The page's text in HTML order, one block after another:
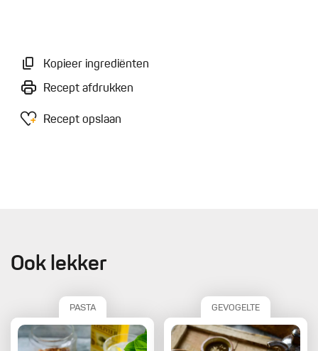
Kopieer ingrediënten
Recept afdrukken
Recept opslaan
Ook lekker
PASTA GEVOGELTE